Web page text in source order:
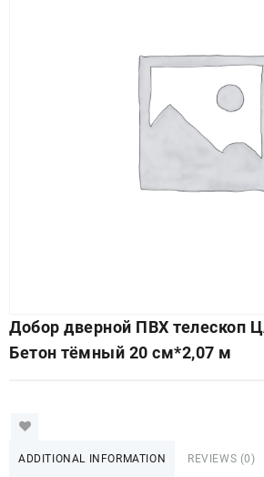
Добор дверной ПВХ телескоп
Бетон тёмный 20 см*2,07 м
ADDITIONAL INFORMATION REVIEWS (0)